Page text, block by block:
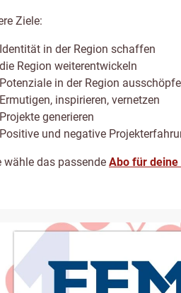
Ziele:
Identität in der Region schaffen
die Region weiterentwickeln
Potenziale in der Region
Ermutigen, inspirieren, vernetzen
Projekte generieren
Positive und negative
wähle das passende Abo für